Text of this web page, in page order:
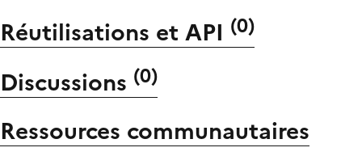
Réutilisations et API (0)
Discussions (0)
Ressources communautaires